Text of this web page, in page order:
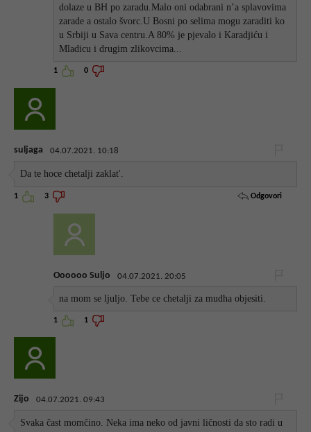
dolaze u BH po zaradu.Malo oni odabrani n’a splavovima
zarade a ostalo švorc.U Bosni po selima mogu zaraditi ko
u Srbiji u Sava centru.A 80% je pjevalo i Karadjiću i
Mladicu i drugim zlikovcima...
1 0
suljaga 04.07.2021. 10:18
Da te hoce chetalji zaklat'.
1 3 Odgovori
Oooooo Suljo 04.07.2021. 20:05
na mom se ljuljo. Tebe ce chetalji za mudha objesiti.
1 1
Zijo 04.07.2021. 09:43
Svaka čast momčino. Neka ima neko od javni ličnosti da sto radi u